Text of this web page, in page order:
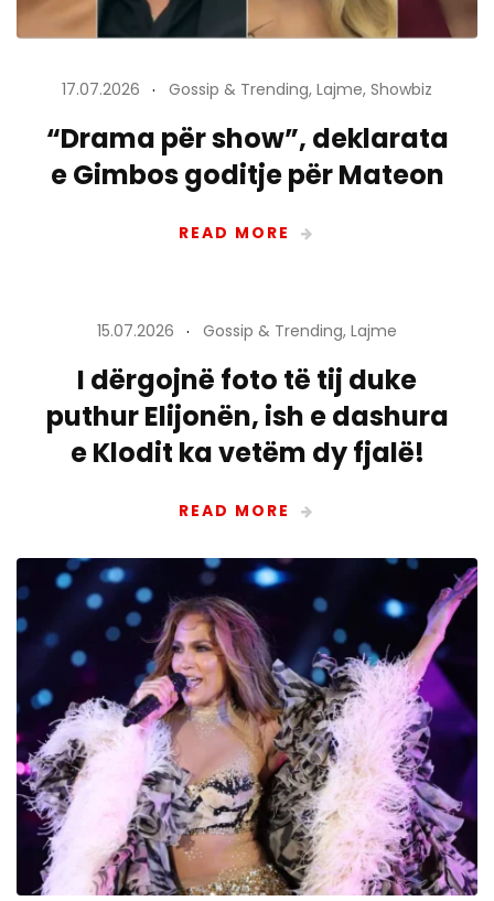
17.07.2026 Gossip & Trending, Lajme, Showbiz
“Drama për show”, deklarata
e Gimbos goditje për Mateon
READ MORE
15.07.2026 Gossip & Trending, Lajme
I dërgojnë foto të tij duke
puthur Elijonën, ish e dashura
e Klodit ka vetëm dy fjalë!
READ MORE